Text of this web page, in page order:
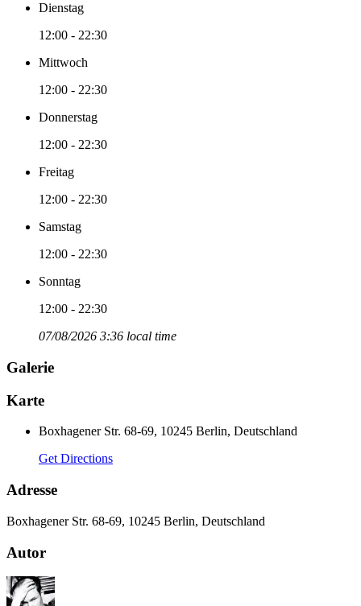
Dienstag
12:00 - 22:30
Mittwoch
12:00 - 22:30
Donnerstag
12:00 - 22:30
Freitag
12:00 - 22:30
Samstag
12:00 - 22:30
Sonntag
12:00 - 22:30
07/08/2026 3:36 local time
Galerie
Karte
Boxhagener Str. 68-69, 10245 Berlin, Deutschland
Get Directions
Adresse
Boxhagener Str. 68-69, 10245 Berlin, Deutschland
Autor